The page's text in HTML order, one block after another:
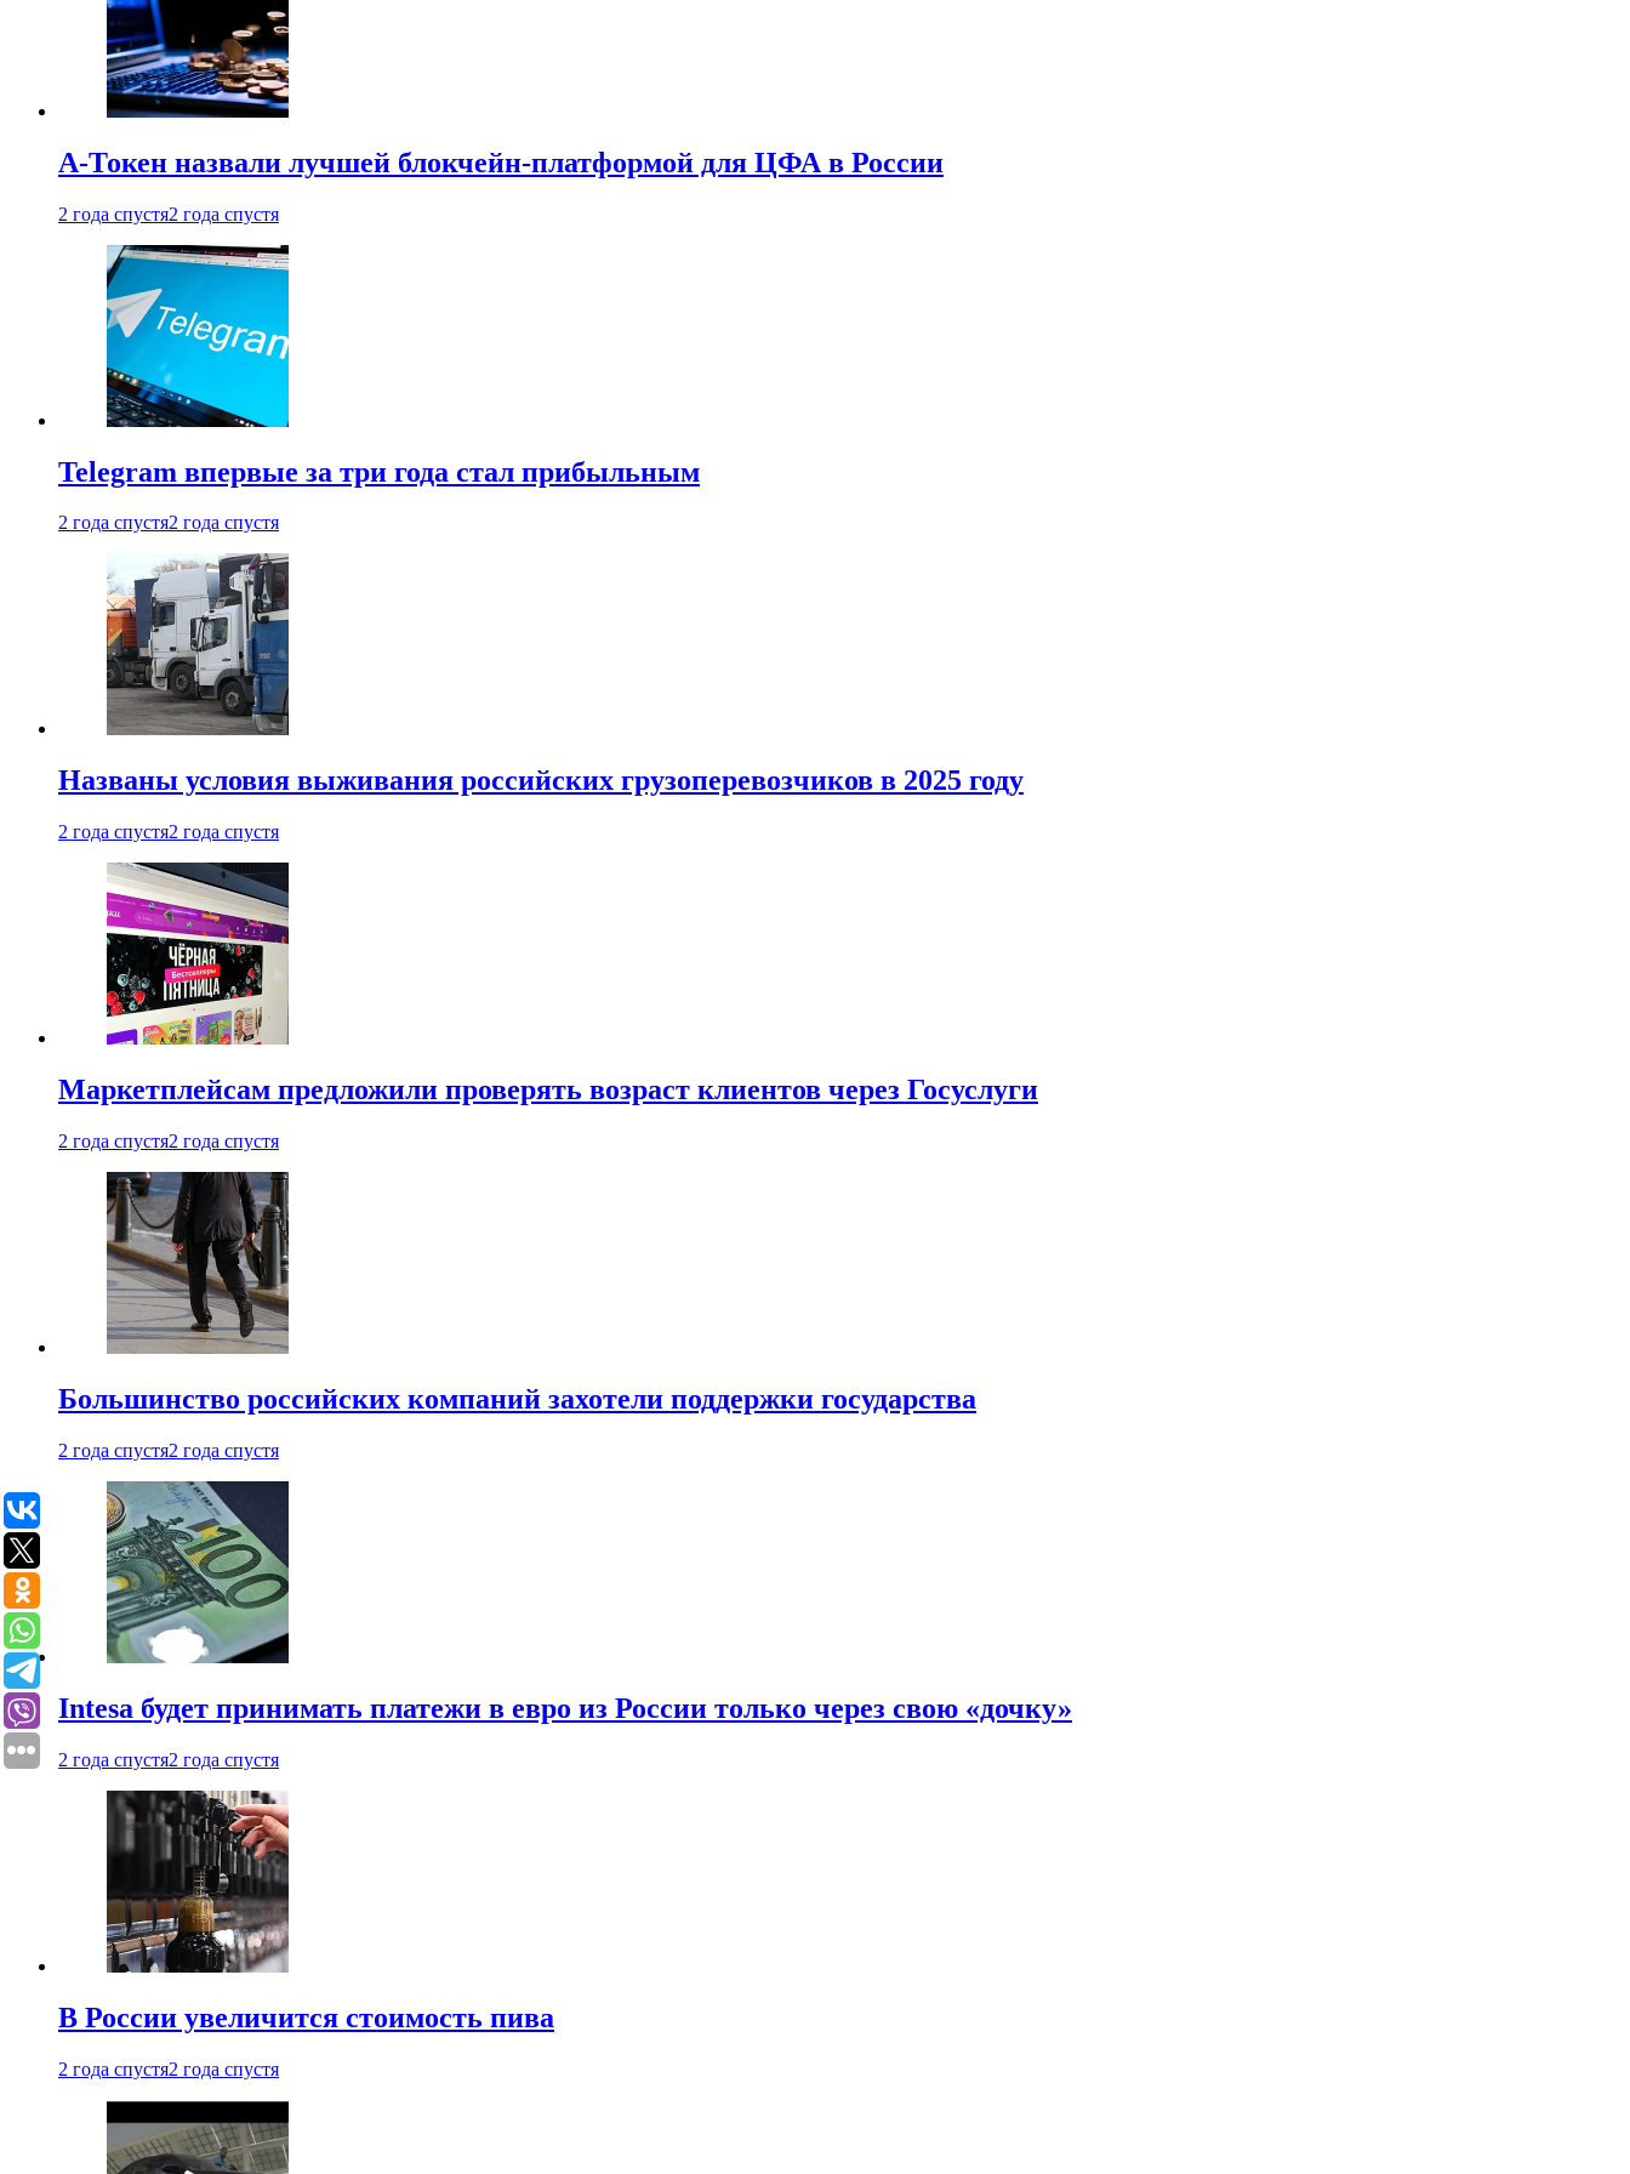
А-Токен назвали лучшей блокчейн-платформой для ЦФА в России
2 года спустя2 года спустя
Telegram впервые за три года стал прибыльным
2 года спустя2 года спустя
Названы условия выживания российских грузоперевозчиков в 2025 году
2 года спустя2 года спустя
Маркетплейсам предложили проверять возраст клиентов через Госуслуги
2 года спустя2 года спустя
Большинство российских компаний захотели поддержки государства
2 года спустя2 года спустя
Intesa будет принимать платежи в евро из России только через свою «дочку»
2 года спустя2 года спустя
В России увеличится стоимость пива
2 года спустя2 года спустя